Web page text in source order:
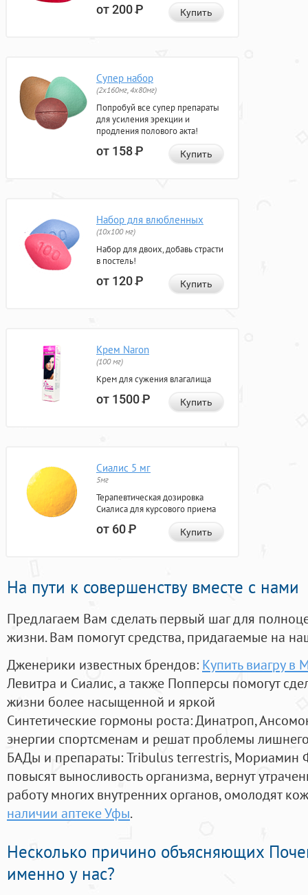
от 200Р Купить
Супер набор
(2х160мг, 4х80мг)
Попробуй все супер препараты
для усиления эрекции и
продления полового акта!
от 158Р Купить
Набор для влюбленных
(10х100 мг)
Набор для двоих, добавь страсти
в постель!
от 120Р Купить
Крем Naron
(100 мг)
Крем для сужения влагалища
от 1500Р Купить
Сиалис 5 мг
5мг
Терапевтическая дозировка
Сиалиса для курсового приема
от 60Р Купить
На пути к совершенству вместе с нами
Предлагаем Вам сделать первый шаг для
жизни. Вам помогут средства, придагаемые на
Дженерики известных брендов: Купить виагру в
Левитра и Сиалис, а также Попперсы помогут
жизни более насыщенной и яркой
Синтетические гормоны роста: Динатроп,
энергии спортсменам и решат проблемы
БАДы и препараты:Tribulus terrestris, Мориамин
повысят выносливость организма, вернут
работу многих внутренних органов, омолодят
наличии аптеке Уфы.
Несколько причино объясняющих
именно у нас?